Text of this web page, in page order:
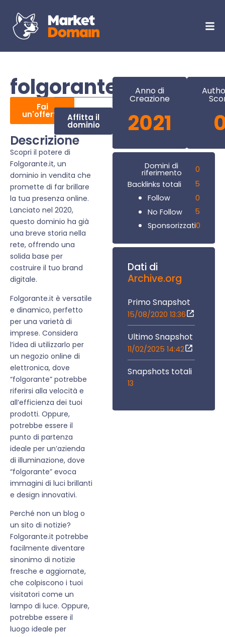
folgorante.it
Fai
un'offerta Affitta il
dominio
Descrizione
Scopri il potere di
Folgorante.it, un
dominio in vendita che
promette di far brillare
la tua presenza online.
Lanciato nel 2020,
questo dominio ha già
una breve storia nella
rete, offrendo una
solida base per
costruire il tuo brand
digitale.
Folgorante.it è versatile
e dinamico, perfetto
per una varietà di
imprese. Considera
l’idea di utilizzarlo per
un negozio online di
elettronica, dove
“folgorante” potrebbe
riferirsi alla velocità e
all’efficienza dei tuoi
prodotti. Oppure,
potrebbe essere il
punto di partenza
ideale per un’azienda
di illuminazione, dove
“folgorante” evoca
immagini di luci brillanti
e design innovativi.
Perché non un blog o
un sito di notizie?
Folgorante.it potrebbe
facilmente diventare
sinonimo di notizie
fresche e aggiornate,
che colpiscono i tuoi
visitatori come un
lampo di luce. Oppure,
potrebbe essere il
luogo ideale per
Anno di
Creazione
2021
Domini di
riferimento
0
Backlinks totali
5
Follow
0
No Follow
5
Sponsorizzati0
Dati di
Archive.org
Primo Snapshot
15/08/2020 13:36
Ultimo Snapshot
11/02/2025 14:42
Snapshots totali
13